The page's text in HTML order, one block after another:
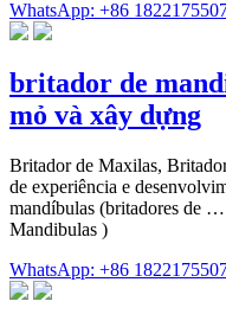
WhatsApp: +86
britador de
mỏ và xây dựng
Britador de Maxilas,
de experiência e
mandíbulas (britadores de
Mandibulas )
WhatsApp: +86